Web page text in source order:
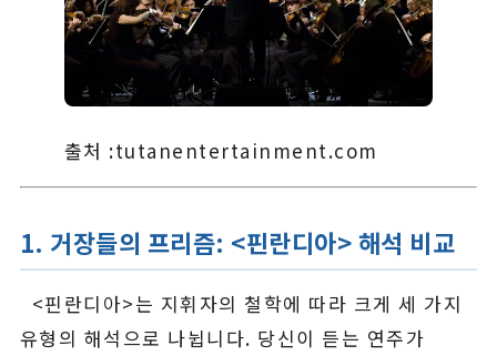
출처 :tutanentertainment.com
1. 거장들의 프리즘: <핀란디아> 해석 비교
<핀란디아>는 지휘자의 철학에 따라 크게 세 가지
유형의 해석으로 나뉩니다. 당신이 듣는 연주가